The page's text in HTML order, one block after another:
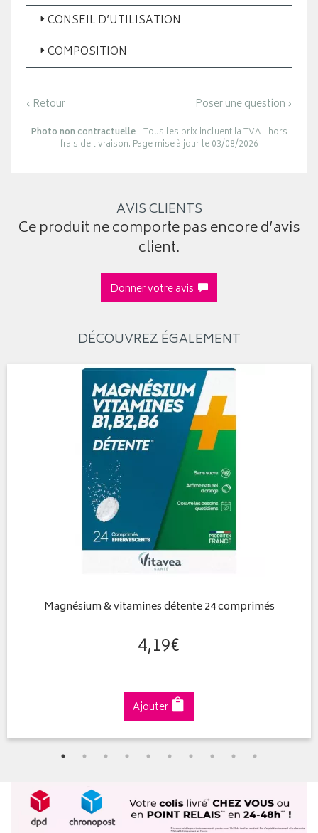
CONSEIL D’UTILISATION
COMPOSITION
‹ Retour Poser une question ›
Photo non contractuelle- Tous les prix incluent la TVA - hors
frais de livraison. Page mise à jour le 03/08/2026
AVIS CLIENTS
Ce produit ne comporte pas encore d’avis
client.
Donner votre avis
DÉCOUVREZ ÉGALEMENT
Magnésium & vitamines détente 24 comprimés
4,19€
Ajouter